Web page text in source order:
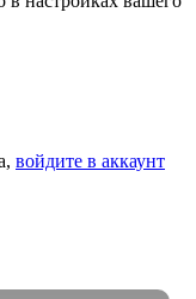
войдите в аккаунт